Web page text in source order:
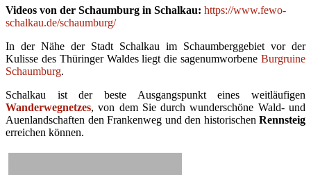
Videos von der Schaumburg in Schalkau: https://www.fewo-
schalkau.de/schaumburg/
In der Nähe der Stadt Schalkau im Schaumberggebiet vor der
Kulisse des Thüringer Waldes liegt die sagenumworbene Burgruine
Schaumburg.
Schalkau ist der beste Ausgangspunkt eines weitläufigen
Wanderwegnetzes, von dem Sie durch wunderschöne Wald- und
Auenlandschaften den Frankenweg und den historischen Rennsteig
erreichen können.